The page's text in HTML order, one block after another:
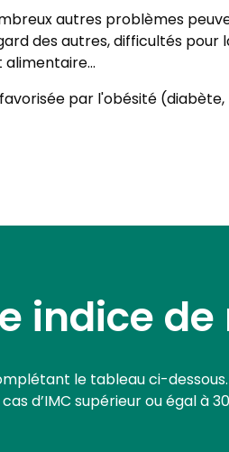
autres problèmes
des autres, difficultés
par l'obésité
indice
le tableau ci-
d’IMC supérieur ou égal à